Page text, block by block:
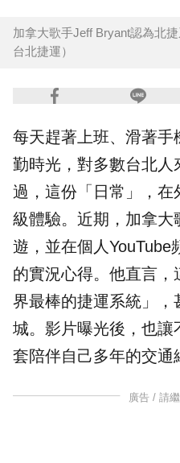
愛玩車／藍寶堅尼
加拿大歌手Jeff Bryant認為北
台北捷運）
每天趕著上班、滑著手
勤時光，對多數台北人
過，這份「日常」，
級體驗。近期，加拿大
遊，並在個人YouTube
的實況心得。他直言
界最棒的捷運系統」，
城。影片曝光後，也讓
套陪伴自己多年的交通
廣告 / 請